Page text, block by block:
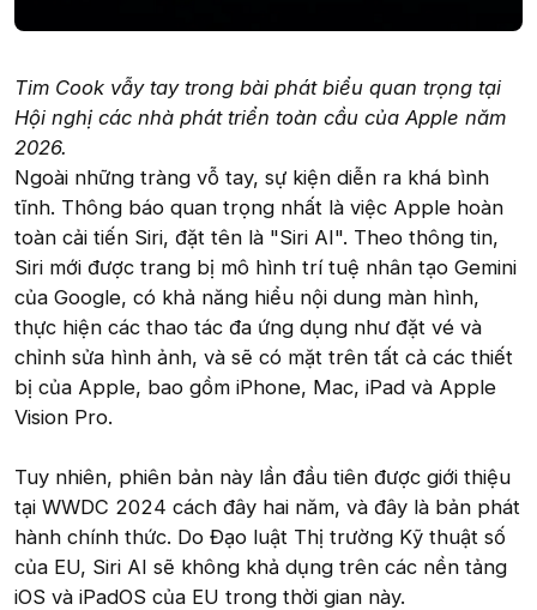
Tim Cook vẫy tay trong bài phát biểu quan trọng tại
Hội nghị các nhà phát triển toàn cầu của Apple năm
2026.
Ngoài những tràng vỗ tay, sự kiện diễn ra khá bình
tĩnh. Thông báo quan trọng nhất là việc Apple hoàn
toàn cải tiến Siri, đặt tên là "Siri AI". Theo thông tin,
Siri mới được trang bị mô hình trí tuệ nhân tạo Gemini
của Google, có khả năng hiểu nội dung màn hình,
thực hiện các thao tác đa ứng dụng như đặt vé và
chỉnh sửa hình ảnh, và sẽ có mặt trên tất cả các thiết
bị của Apple, bao gồm iPhone, Mac, iPad và Apple
Vision Pro.
Tuy nhiên, phiên bản này lần đầu tiên được giới thiệu
tại WWDC 2024 cách đây hai năm, và đây là bản phát
hành chính thức. Do Đạo luật Thị trường Kỹ thuật số
của EU, Siri AI sẽ không khả dụng trên các nền tảng
iOS và iPadOS của EU trong thời gian này.